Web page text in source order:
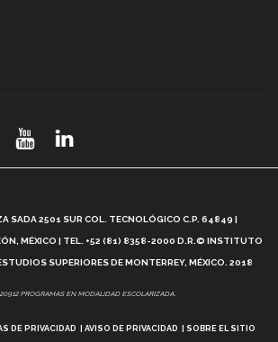
(video)
es el Modelo Educativo Tec? (video)
Tec: Feminismo e Inteligencia Artificial, Paola
SADA 2501 SUR COL. TECNOLÓGICO C.P. 64849 |
MÉXICO | TEL. +52 (81) 8358-2000 D.R.© INSTITUTO
SUPERIORES DE MONTERREY, MÉXICO. 2018
PROGRAMAS EN MODALIDAD ESCOLARIZADA.
DE PRIVACIDAD AVISO DE PRIVACIDAD SOBRE EL SITIO